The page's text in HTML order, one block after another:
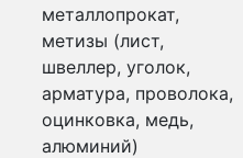
металлопрокат,
метизы (лист,
швеллер, уголок,
арматура, проволока,
оцинковка, медь,
алюминий)